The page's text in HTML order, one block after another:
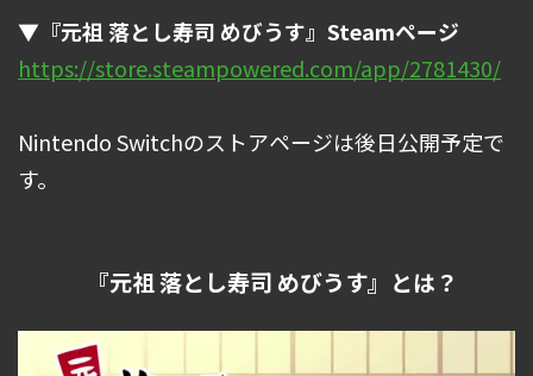
▼『元祖 落とし寿司 めびうす』Steamページ
https://store.steampowered.com/app/2781430/
Nintendo Switchのストアページは後日公開予定で
す。
『元祖 落とし寿司 めびうす』とは？